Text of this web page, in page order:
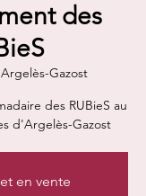
des
Argelès-Gazost
des RUBieS au
d'Argelès-Gazost
en vente